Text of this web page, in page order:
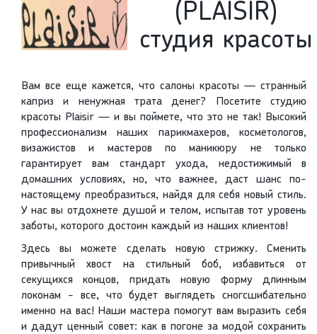
(PLAISIR)
студия красоты
Вам все еще кажется, что салоны красоты — странный
каприз и ненужная трата денег? Посетите студию
красоты Plaisir — и вы поймете, что это не так! Высокий
профессионализм наших парикмахеров, косметологов,
визажистов и мастеров по маникюру не только
гарантирует вам стандарт ухода, недостижимый в
домашних условиях, но, что важнее, даст шанс по-
настоящему преобразиться, найдя для себя новый стиль.
У нас вы отдохнете душой и телом, испытав тот уровень
заботы, которого достоин каждый из наших клиентов!
Здесь вы можете сделать новую стрижку. Сменить
привычный хвост на стильный боб, избавиться от
секущихся концов, придать новую форму длинным
локонам - все, что будет выглядеть сногсшибательно
именно на вас! Наши мастера помогут вам выразить себя
и дадут ценный совет: как в погоне за модой сохранить